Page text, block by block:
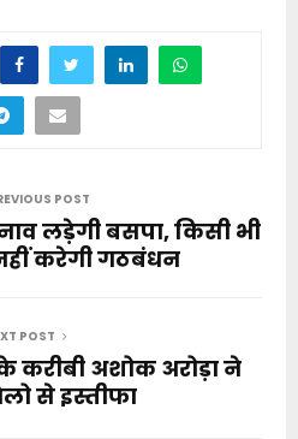
POST
लड़ेगी बसपा, किसी भी
करेगी गठबंधन
POST
करीबी अशोक अरोड़ा ने
से इस्तीफा